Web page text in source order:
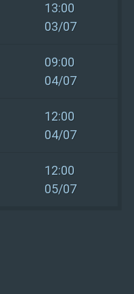
13:00
03/07
09:00
04/07
12:00
04/07
12:00
05/07